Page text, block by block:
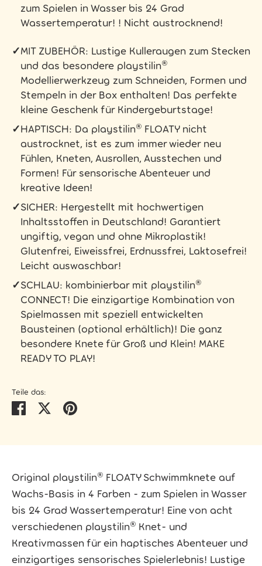
zum Spielen in Wasser bis 24 Grad
Wassertemperatur! ! Nicht austrocknend!
✓MIT ZUBEHÖR: Lustige Kulleraugen zum Stecken
und das besondere playstilin®
Modellierwerkzeug zum Schneiden, Formen und
Stempeln in der Box enthalten! Das perfekte
kleine Geschenk für Kindergeburtstage!
✓HAPTISCH: Da playstilin® FLOATY nicht
austrocknet, ist es zum immer wieder neu
Fühlen, Kneten, Ausrollen, Ausstechen und
Formen! Für sensorische Abenteuer und
kreative Ideen!
✓SICHER: Hergestellt mit hochwertigen
Inhaltsstoffen in Deutschland! Garantiert
ungiftig, vegan und ohne Mikroplastik!
Glutenfrei, Eiweissfrei, Erdnussfrei, Laktosefrei!
Leicht auswaschbar!
✓SCHLAU: kombinierbar mit playstilin®
CONNECT! Die einzigartige Kombination von
Spielmassen mit speziell entwickelten
Bausteinen (optional erhältlich)! Die ganz
besondere Knete für Groß und Klein! MAKE
READY TO PLAY!
Teile das:
Teilen TwitternPinnen
Original playstilin® FLOATY Schwimmknete auf
Wachs-Basis in 4 Farben - zum Spielen in Wasser
bis 24 Grad Wassertemperatur! Eine von acht
verschiedenen playstilin® Knet- und
Kreativmassen für ein haptisches Abenteuer und
einzigartiges sensorisches Spielerlebnis! Lustige